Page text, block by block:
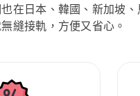
在日本、韓國、新加坡
縫接軌，方便又省心。